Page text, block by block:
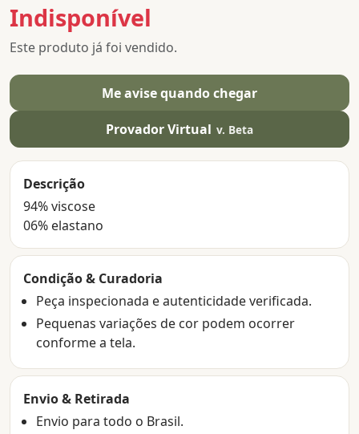
Indisponível
Este produto já foi vendido.
Me avise quando chegar
Provador Virtual v. Beta
Descrição
94% viscose
06% elastano
Condição & Curadoria
Peça inspecionada e autenticidade verificada.
Pequenas variações de cor podem ocorrer
conforme a tela.
Envio & Retirada
Envio para todo o Brasil.